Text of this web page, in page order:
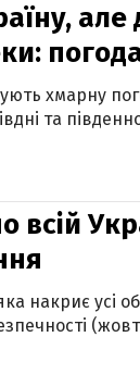
але
хмарну
та
всій
накриє усі